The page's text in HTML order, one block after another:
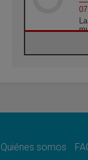
Quiénes somos